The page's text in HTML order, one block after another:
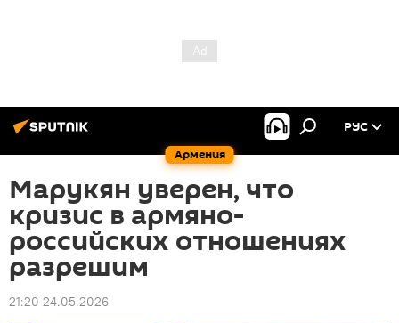
Армения
РУС
Марукян уверен, что
кризис в армяно-
российских отношениях
разрешим
21:20 24.05.2026